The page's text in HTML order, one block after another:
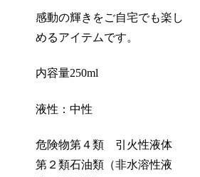
感動の輝きをご自宅でも楽し
めるアイテムです。
内容量250ml
液性：中性
危険物第４類 引火性液体
第２類石油類（非水溶性液